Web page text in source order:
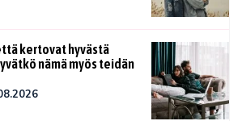
kertovat hyvästä
nämä myös teidän